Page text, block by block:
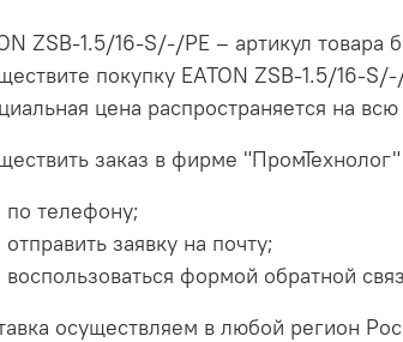
ZSB-1.5/16-S/-/PE – артикул товара
покупку EATON ZSB-1.5/16-
цена распространяется на
заказ в фирме
по телефону;
отправить заявку на почту;
воспользоваться формой обратной
осуществляем в любой регион